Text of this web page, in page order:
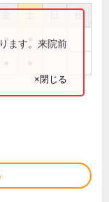
祝
●ます。来院前
×閉じる